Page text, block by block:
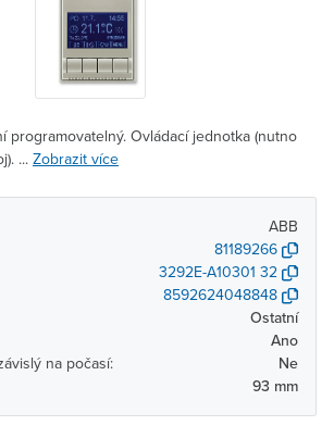
programovatelný. Ovládací jednotka (nutno
... Zobrazit více
ABB
81189266
3292E-A10301 32
8592624048848
Ostatní
Ano
na počasí:
Ne
93 mm